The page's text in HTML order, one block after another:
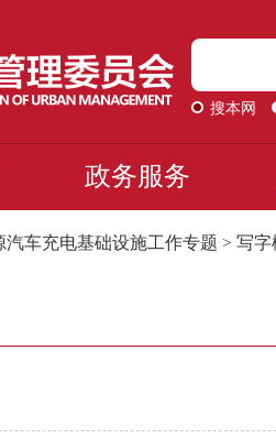
搜本网
政务服务
汽车充电基础设施工作专题 > 写字